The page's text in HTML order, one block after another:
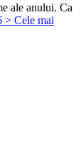
ale anului. Ca
> Cele mai